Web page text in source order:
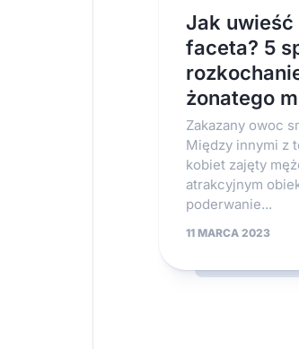
Jak uwieść
faceta? 5
żonatego
Zakazany owoc
Między innymi z
kobiet zajęty
atrakcyjnym
poderwanie...
11 MARCA 2023